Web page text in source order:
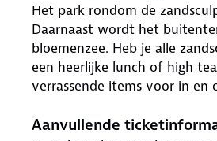
Het park rondom de
Daarnaast wordt het
bloemenzee. Heb je alle
een heerlijke lunch of high
verrassende items voor in en
Aanvullende